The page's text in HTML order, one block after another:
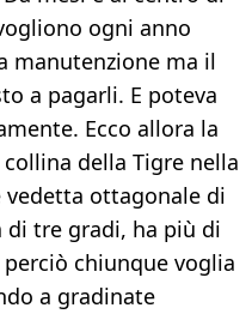
ogni anno
manutenzione ma il
a pagarli. E poteva
Ecco allora la
collina della Tigre nella
ottagonale di
di tre gradi, ha più di
chiunque voglia
a gradinate